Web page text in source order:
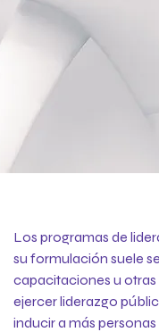
Los programas de
su formulación suele
capacitaciones u otras
ejercer liderazgo
inducir a más